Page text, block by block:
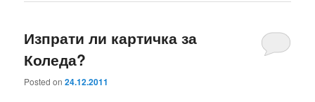
Изпрати ли картичка за
Коледа?
Posted on24.12.2011